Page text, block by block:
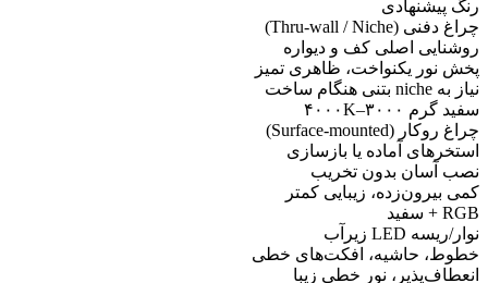
رنگ پیشنهادی
چراغ دفنی (Thru-wall / Niche)
روشنایی اصلی کف و دیواره
پخش نور یکنواخت، ظاهری تمیز
نیاز به niche بتنی هنگام ساخت
سفید گرم ۳۰۰۰–۴۰۰۰K
چراغ روکار (Surface-mounted)
استخرهای آماده یا بازسازی
نصب آسان بدون تخریب
کمی بیرون‌زده، زیبایی کمتر
RGB + سفید
نوار/ریسه LED زیرآب
خطوط، حاشیه، افکت‌های خطی
انعطاف‌پذیر، نور خطی زیبا